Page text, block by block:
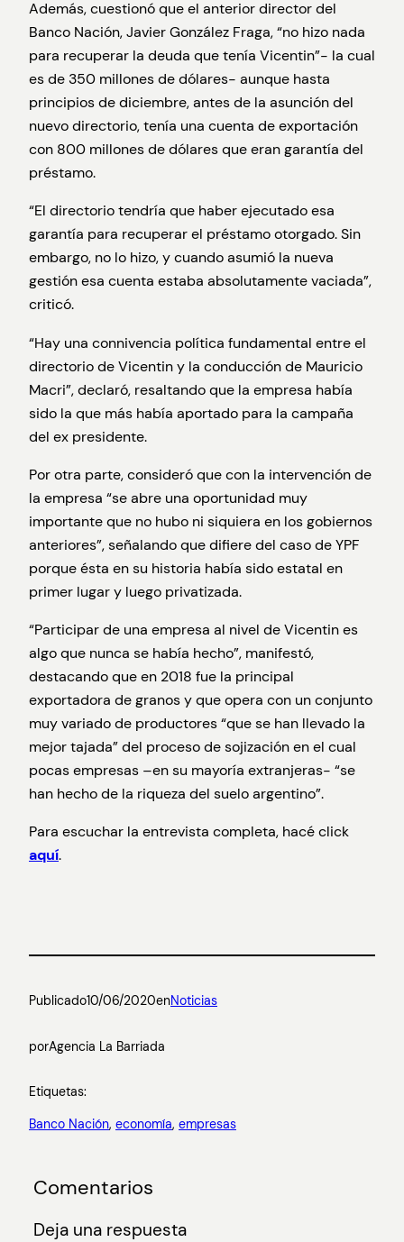
Además, cuestionó que el anterior director del
Banco Nación, Javier González Fraga, “no hizo nada
para recuperar la deuda que tenía Vicentin”- la cual
es de 350 millones de dólares- aunque hasta
principios de diciembre, antes de la asunción del
nuevo directorio, tenía una cuenta de exportación
con 800 millones de dólares que eran garantía del
préstamo.
“El directorio tendría que haber ejecutado esa
garantía para recuperar el préstamo otorgado. Sin
embargo, no lo hizo, y cuando asumió la nueva
gestión esa cuenta estaba absolutamente vaciada”,
criticó.
“Hay una connivencia política fundamental entre el
directorio de Vicentin y la conducción de Mauricio
Macri”, declaró, resaltando que la empresa había
sido la que más había aportado para la campaña
del ex presidente.
Por otra parte, consideró que con la intervención de
la empresa “se abre una oportunidad muy
importante que no hubo ni siquiera en los gobiernos
anteriores”, señalando que difiere del caso de YPF
porque ésta en su historia había sido estatal en
primer lugar y luego privatizada.
“Participar de una empresa al nivel de Vicentin es
algo que nunca se había hecho”, manifestó,
destacando que en 2018 fue la principal
exportadora de granos y que opera con un conjunto
muy variado de productores “que se han llevado la
mejor tajada” del proceso de sojización en el cual
pocas empresas –en su mayoría extranjeras- “se
han hecho de la riqueza del suelo argentino”.
Para escuchar la entrevista completa, hacé click
aquí.
Publicado10/06/2020enNoticias
porAgencia La Barriada
Etiquetas:
Banco Nación, economía, empresas
Comentarios
Deja una respuesta